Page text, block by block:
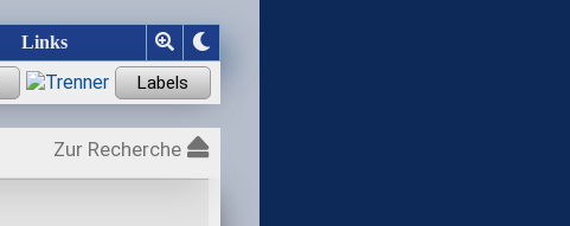
Links
Zur Recherche